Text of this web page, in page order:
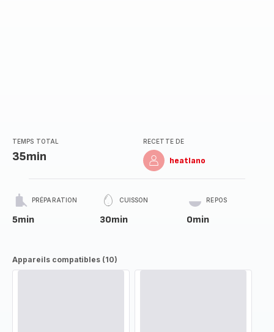
TEMPS TOTAL
35min
RECETTE DE
heatlano
PRÉPARATION
5min
CUISSON
30min
REPOS
0min
Appareils compatibles (10)